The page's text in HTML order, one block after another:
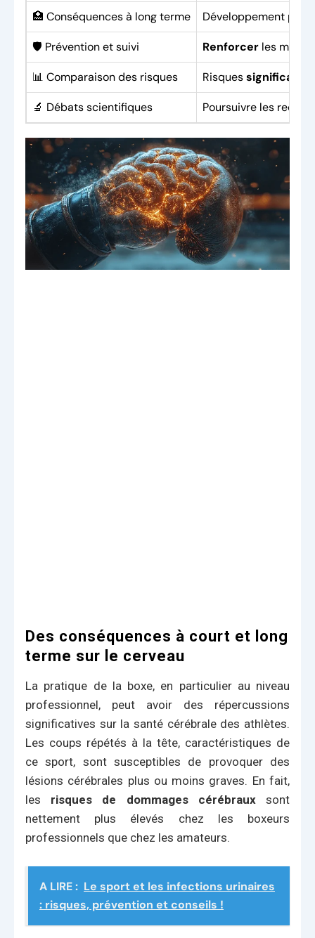
🏥 Conséquences à long terme Développement
🛡️ Prévention et suivi Renforcer les
📊 Comparaison des risques Risques
🔬 Débats scientifiques Poursuivre les
Des conséquences à court et long
terme sur le cerveau
La pratique de la boxe, en particulier au niveau
professionnel, peut avoir des répercussions
significatives sur la santé cérébrale des athlètes.
Les coups répétés à la tête, caractéristiques de
ce sport, sont susceptibles de provoquer des
lésions cérébrales plus ou moins graves. En fait,
les risques de dommages cérébrauxsont
nettement plus élevés chez les boxeurs
professionnels que chez les amateurs.
A LIRE : Le sport et les infections urinaires
: risques, prévention et conseils !